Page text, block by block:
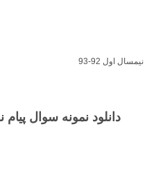
نیمسال اول 92-93
دانلود نمونه سوال